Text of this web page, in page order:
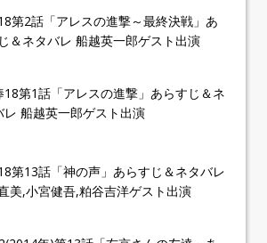
第2話「アレスの進撃～最終決戦」あ
＆ネタバレ 船越英一郎ゲスト出演
18第1話「アレスの進撃」あらすじ＆ネ
レ 船越英一郎ゲスト出演
第13話「神の声」あらすじ＆ネタバレ
美,小宮健吾,粕谷吉洋ゲスト出演